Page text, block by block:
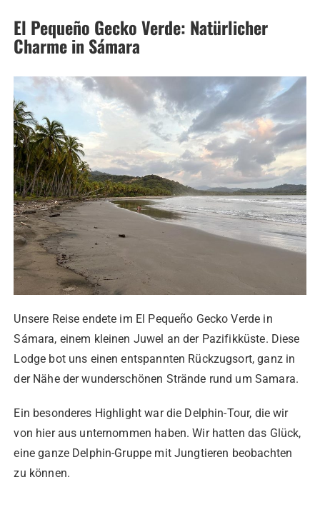
El Pequeño Gecko Verde: Natürlicher
Charme in Sámara
Unsere Reise endete im El Pequeño Gecko Verde in
Sámara, einem kleinen Juwel an der Pazifikküste. Diese
Lodge bot uns einen entspannten Rückzugsort, ganz in
der Nähe der wunderschönen Strände rund um Samara.
Ein besonderes Highlight war die Delphin-Tour, die wir
von hier aus unternommen haben. Wir hatten das Glück,
eine ganze Delphin-Gruppe mit Jungtieren beobachten
zu können.